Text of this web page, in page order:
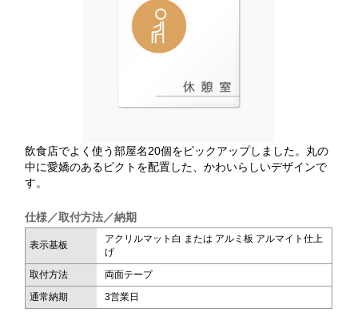
飲食店でよく使う部屋名20個をピックアップしました。丸の
中に愛嬌のあるピクトを配置した、かわいらしいデザインで
す。
仕様／取付方法／納期
表示基板
アクリルマット白 または アルミ板 アルマイト仕上
げ
取付方法
両面テープ
通常納期
3営業日